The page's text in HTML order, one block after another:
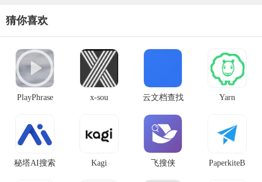
猜你喜欢
PlayPhrase x-sou 云文档查找 Yarn
秘塔AI搜索 Kagi 飞搜侠 PaperkiteB